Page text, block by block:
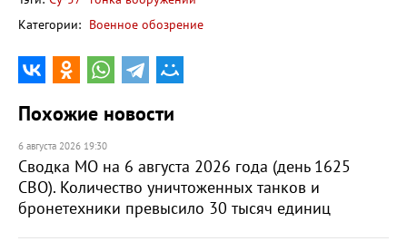
Категории: Военное обозрение
Похожие новости
6 августа 2026 19:30
Сводка МО на 6 августа 2026 года (день 1625
СВО). Количество уничтоженных танков и
бронетехники превысило 30 тысяч единиц